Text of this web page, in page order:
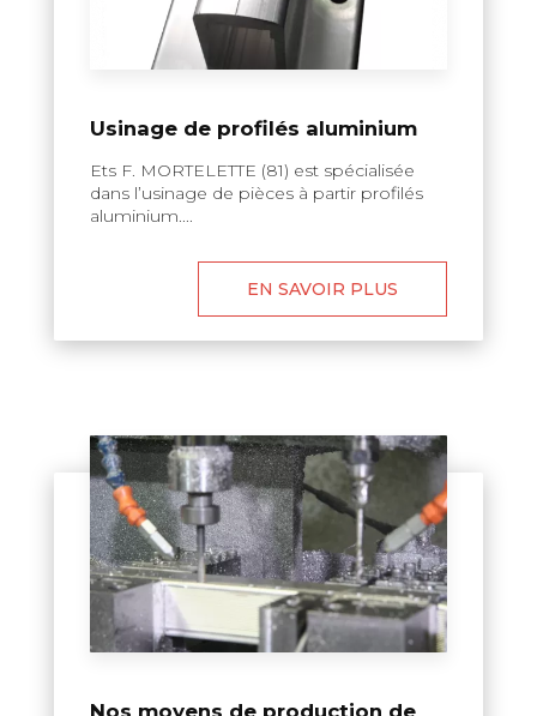
Usinage de profilés aluminium
Ets F. MORTELETTE (81) est spécialisée
dans l’usinage de pièces à partir profilés
aluminium....
EN SAVOIR PLUS